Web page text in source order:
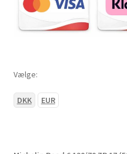
Vælge:
DKK EUR